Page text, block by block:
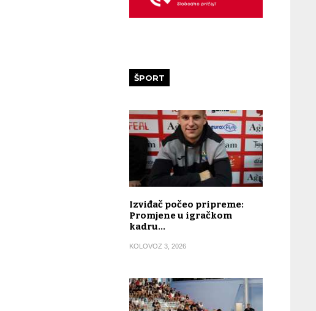
ŠPORT
Izviđač počeo pripreme:
Promjene u igračkom
kadru…
KOLOVOZ 3, 2026